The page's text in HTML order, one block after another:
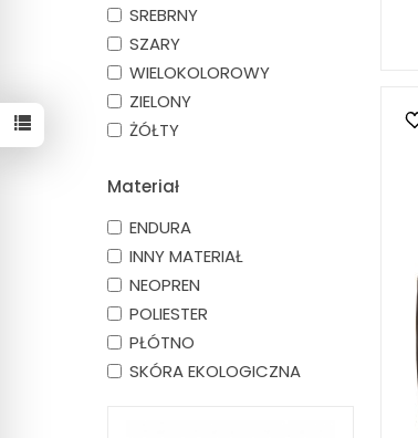
SREBRNY
SZARY
WIELOKOLOROWY
ZIELONY
ŻÓŁTY
Materiał
ENDURA
INNY MATERIAŁ
NEOPREN
POLIESTER
PŁÓTNO
SKÓRA EKOLOGICZNA